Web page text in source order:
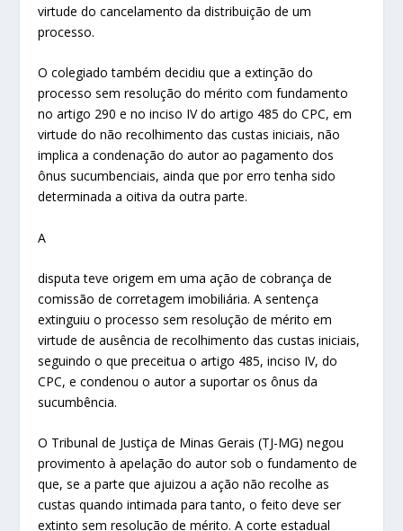
virtude do cancelamento da distribuição de um
processo.
O colegiado também decidiu que a extinção do
processo sem resolução do mérito com fundamento
no artigo 290 e no inciso IV do artigo 485 do CPC, em
virtude do não recolhimento das custas iniciais, não
implica a condenação do autor ao pagamento dos
ônus sucumbenciais, ainda que por erro tenha sido
determinada a oitiva da outra parte.
A
disputa teve origem em uma ação de cobrança de
comissão de corretagem imobiliária. A sentença
extinguiu o processo sem resolução de mérito em
virtude de ausência de recolhimento das custas iniciais,
seguindo o que preceitua o artigo 485, inciso IV, do
CPC, e condenou o autor a suportar os ônus da
sucumbência.
O Tribunal de Justiça de Minas Gerais (TJ-MG) negou
provimento à apelação do autor sob o fundamento de
que, se a parte que ajuizou a ação não recolhe as
custas quando intimada para tanto, o feito deve ser
extinto sem resolução de mérito. A corte estadual